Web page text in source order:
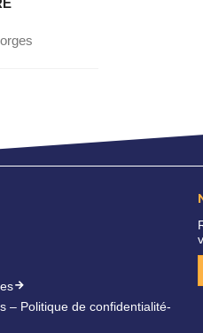
– Politique de confidentialité-